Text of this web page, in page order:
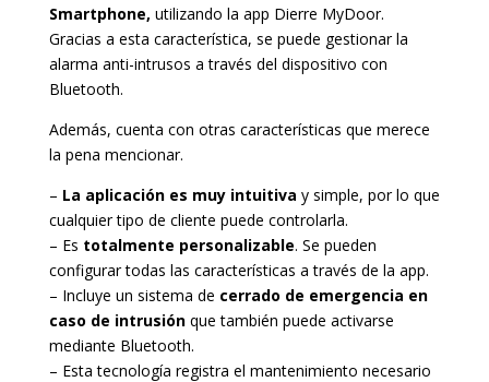
Smartphone, utilizando la app Dierre MyDoor.
Gracias a esta característica, se puede gestionar la
alarma anti-intrusos a través del dispositivo con
Bluetooth.
Además, cuenta con otras características que merece
la pena mencionar.
– La aplicación es muy intuitiva y simple, por lo que
cualquier tipo de cliente puede controlarla.
– Es totalmente personalizable. Se pueden
configurar todas las características a través de la app.
– Incluye un sistema de cerrado de emergencia en
caso de intrusiónque también puede activarse
mediante Bluetooth.
– Esta tecnología registra el mantenimiento necesario